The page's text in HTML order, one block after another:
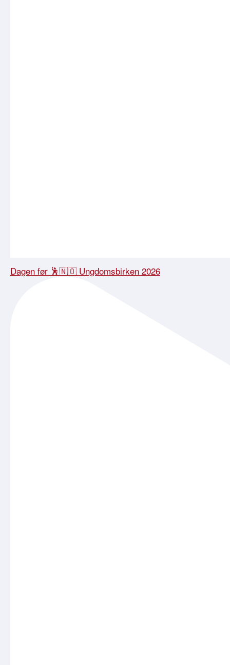
Dagen før 🕺🇳🇴 Ungdomsbirken 2026